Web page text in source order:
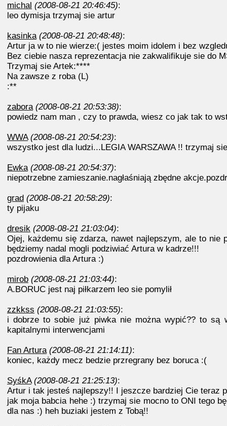
michal (2008-08-21 20:46:45):
leo dymisja trzymaj sie artur
kasinka (2008-08-21 20:48:48):
Artur ja w to nie wierze:( jestes moim idolem i bez
Bez ciebie nasza reprezentacja nie zakwalifikuje sie do
Trzymaj sie Artek:****
Na zawsze z roba (L)
:**
zabora (2008-08-21 20:53:38):
powiedz nam man , czy to prawda, wiesz co jak tak to
WWA (2008-08-21 20:54:23):
wszystko jest dla ludzi...LEGIA WARSZAWA !! trzymaj
Ewka (2008-08-21 20:54:37):
niepotrzebne zamieszanie.nagłaśniają zbędne
grad (2008-08-21 20:58:29):
ty pijaku
dresik (2008-08-21 21:03:04):
Ojej, każdemu się zdarza, nawet najlepszym, ale to
będziemy nadal mogli podziwiać Artura w kadrze!!!
pozdrowienia dla Artura :)
mirob (2008-08-21 21:03:44):
A.BORUC jest naj piłkarzem leo sie pomylił
zzkkss (2008-08-21 21:03:55):
i dobrze to sobie już piwka nie można wypić?? to są
kapitalnymi interwencjami
Fan Artura (2008-08-21 21:14:11):
koniec, każdy mecz bedzie przregrany bez boruca :(
SyśkA (2008-08-21 21:25:13):
Artur i tak jesteś najlepszy!! I jeszcze bardziej Cie teraz
jak moja babcia hehe :) trzymaj sie mocno to ONI tego
dla nas :) heh buziaki jestem z Tobą!!